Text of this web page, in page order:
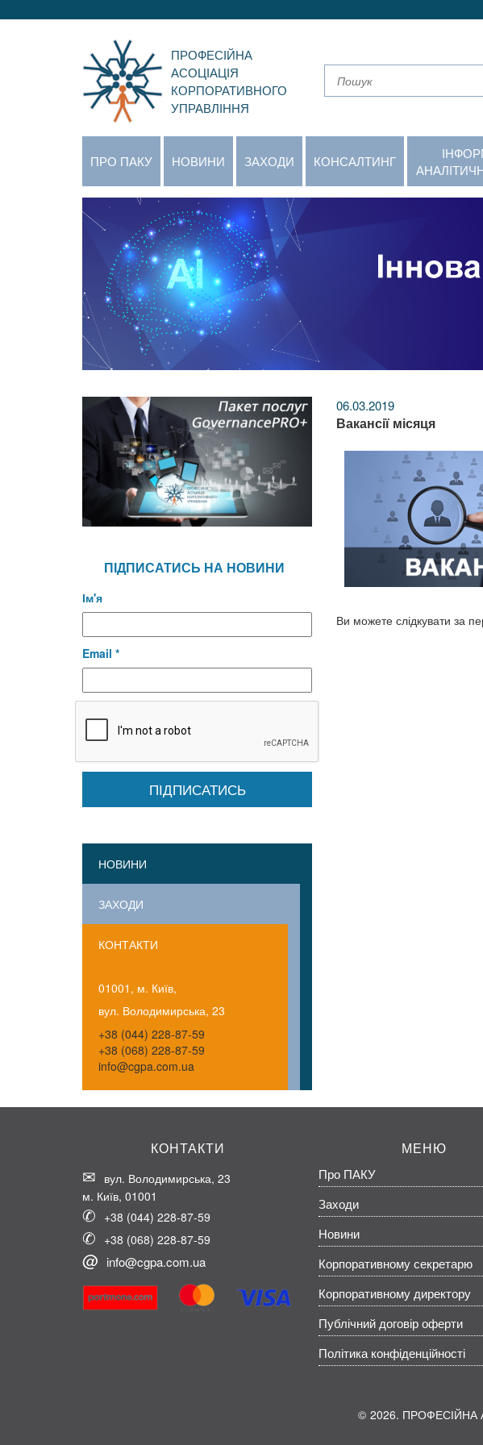
ПРОФЕСІЙНА
АСОЦІАЦІЯ
КОРПОРАТИВНОГО
УПРАВЛІННЯ
ПРО ПАКУ НОВИНИ ЗАХОДИ КОНСАЛТИНГ
ПІДПИСАТИСЬ НА НОВИНИ
Ім'я
Email *
НОВИНИ
ЗАХОДИ
КОНТАКТИ
01001, м. Київ,
вул. Володимирська, 23
+38 (044) 228-87-59
+38 (068) 228-87-59
info@cgpa.com.ua
06.03.2019
Вакансії місяця
Ви можете слідкувати за
КОНТАКТИ
вул. Володимирська, 23
м. Київ, 01001
+38 (044) 228-87-59
+38 (068) 228-87-59
info@cgpa.com.ua
МЕНЮ
Про ПАКУ
Заходи
Новини
Корпоративному секретарю
Корпоративному директору
Публічний договір оферти
Політика конфіденційності
2026. ПРОФЕСІЙНА